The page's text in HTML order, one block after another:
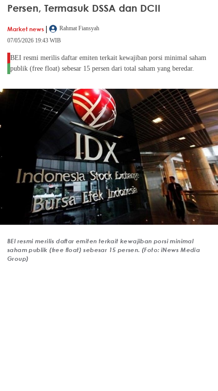
Persen, Termasuk DSSA dan DCII
Market news |
Rahmat Fiansyah
07/05/2026 19:43 WIB
BEI resmi merilis daftar emiten terkait kewajiban porsi minimal saham
publik (free float) sebesar 15 persen dari total saham yang beredar.
BEI resmi merilis daftar emiten terkait kewajiban porsi minimal
saham publik (free float) sebesar 15 persen. (Foto: iNews Media
Group)